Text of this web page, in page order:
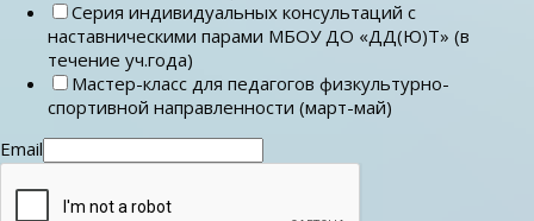
Серия индивидуальных консультаций с
наставническими парами МБОУ ДО «ДД(Ю)Т» (в
течение уч.года)
Мастер-класс для педагогов физкультурно-
спортивной направленности (март-май)
Email